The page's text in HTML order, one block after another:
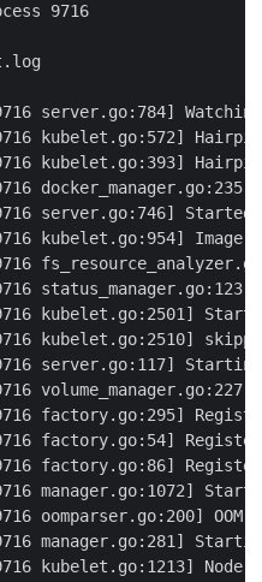
9716
server.go:784]
9716 kubelet.go:572]
kubelet.go:393]
server.go:746]
9716 kubelet.go:954]
kubelet.go:2501]
kubelet.go:2510]
server.go:117]
factory.go:295]
factory.go:54]
factory.go:86]
manager.go:1072]
oomparser.go:200]
manager.go:281]
kubelet.go:1213] Node